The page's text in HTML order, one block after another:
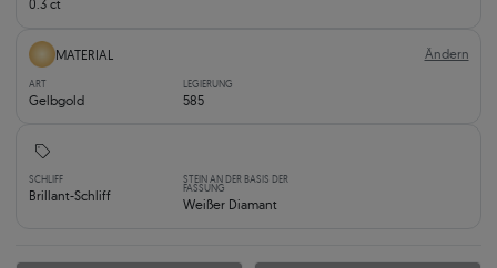
0.3 ct
MATERIAL Ändern
ART
Gelbgold
LEGIERUNG
585
SCHLIFF
Brillant-Schliff
STEIN AN DER BASIS DER
FASSUNG
Weißer Diamant